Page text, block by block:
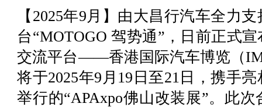
【2025年9月】由大昌行汽车全力
台“MOTOGO 驾势通”，日前正式
交流平台——香港国际汽车博览（
将于2025年9月19日至21日，携手
举行的“APAxpo佛山改装展”。此